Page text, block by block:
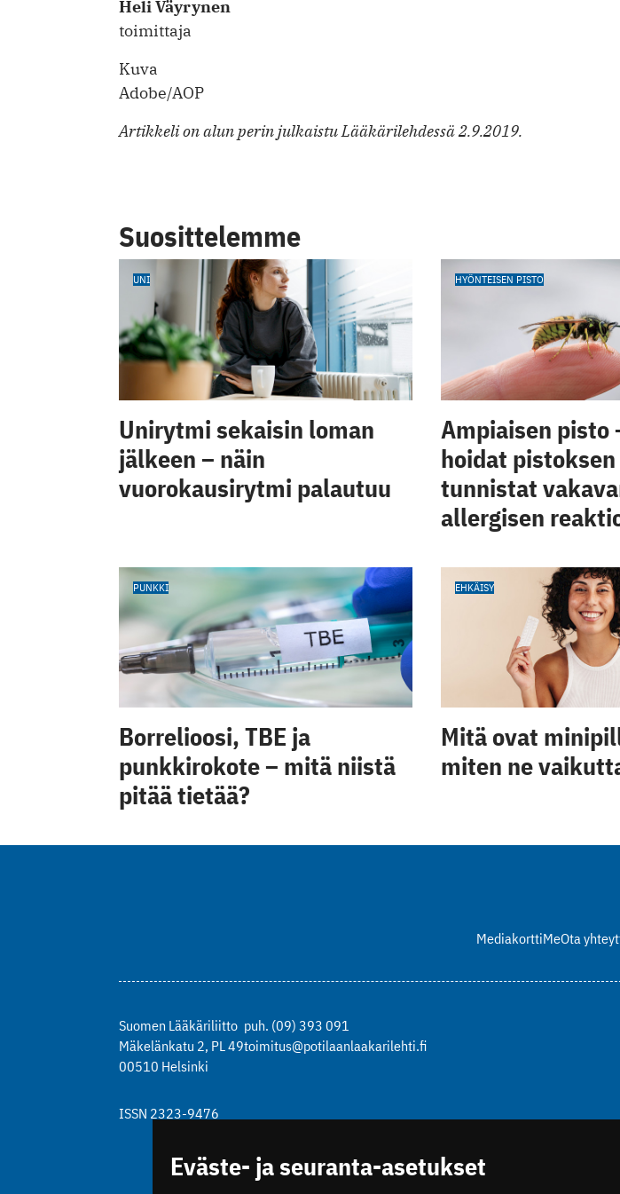
Heli Väyrynen
toimittaja
Kuva
Adobe/AOP
Artikkeli on alun perin julkaistu Lääkärilehdessä 2.9.2019.
Suosittelemme
UNI
Unirytmi sekaisin loman
jälkeen – näin
vuorokausirytmi palautuu
HYÖNTEISEN PISTO
Ampiaisen pisto
hoidat
tunnistat
allergisen
PUNKKI
Borrelioosi, TBE ja
punkkirokote – mitä niistä
pitää tietää?
EHKÄISY
Mitä ovat
miten ne
MediakorttiMeOta
Suomen Lääkäriliitto
Mäkelänkatu 2, PL 49
00510 Helsinki
puh. (09) 393 091
toimitus@potilaanlaakarilehti.fi
ISSN 2323-9476
Eväste- ja seuranta-asetukset